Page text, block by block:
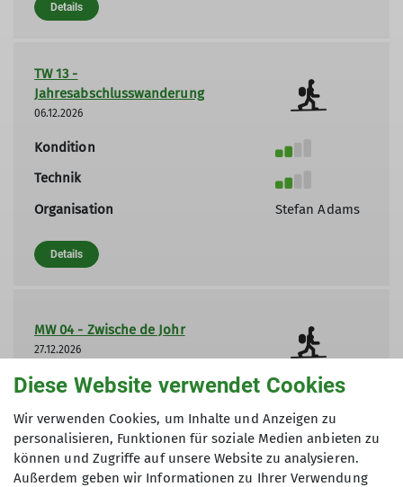
Details
TW 13 -
Jahresabschlusswanderung
06.12.2026
Kondition
Technik
Organisation
Stefan Adams
Details
MW 04 - Zwische de Johr
27.12.2026
Kondition
Technik
Organisation
Christian
Stolina
Diese Website verwendet Cookies
Wir verwenden Cookies, um Inhalte und Anzeigen zu
personalisieren, Funktionen für soziale Medien anbieten zu
können und Zugriffe auf unsere Website zu analysieren.
Außerdem geben wir Informationen zu Ihrer Verwendung